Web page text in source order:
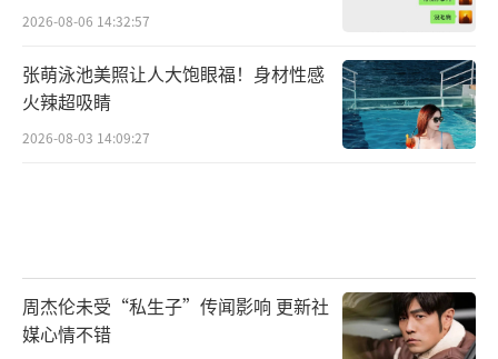
2026-08-06 14:32:57
张萌泳池美照让人大饱眼福！身材性感
火辣超吸睛
2026-08-03 14:09:27
周杰伦未受“私生子”传闻影响 更新社
媒心情不错